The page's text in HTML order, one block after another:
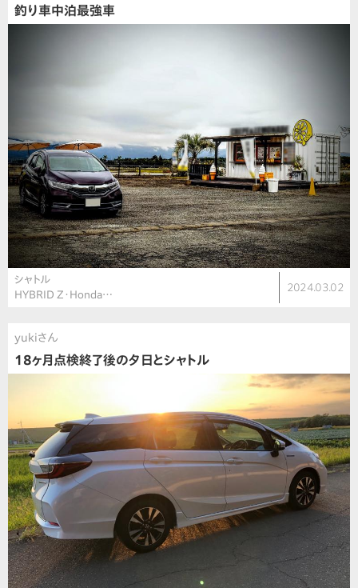
釣り車中泊最強車
シャトル
HYBRID Z・Honda…
2024.03.02
yukiさん
18ヶ月点検終了後の夕日とシャトル